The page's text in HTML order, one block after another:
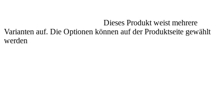
Dieses Produkt weist mehrere
Varianten auf. Die Optionen können auf der Produktseite gewählt
werden